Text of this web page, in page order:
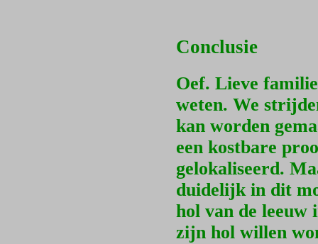
Conclusie
Oef. Lieve
weten. We
kan worden
een kostbare
gelokaliseerd.
duidelijk in dit
hol van de leeuw
zijn hol willen